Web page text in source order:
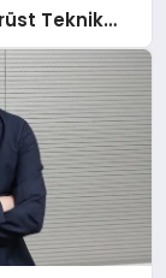
Teknik